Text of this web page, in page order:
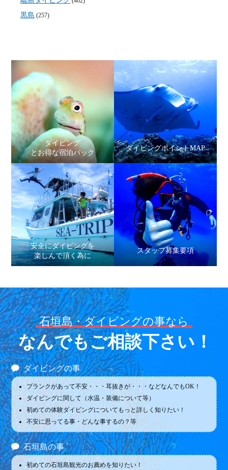
黒島 (257)
ダイビング
とお得な宿泊パック
ダイビングポイントMAP
安全にダイビングを
楽しんで頂く為に
スタッフ募集要項
石垣島・ダイビングの事なら
なんでもご相談下さい！
ダイビングの事
ブランクがあって不安・・・耳抜きが・・・などなんでもOK！
ダイビングに関して（水温・装備について等）
初めての体験ダイビングについてもっと詳しく知りたい！
不安に思ってる事・どんな事するの？等
石垣島の事
初めての石垣島観光のお薦めを知りたい！